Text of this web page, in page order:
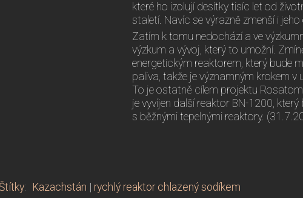
které ho izolují desítky tisíc let od
staletí. Navíc se výrazně zmenší i jeho
Zatím k tomu nedochází a ve
výzkum a vývoj, který to umožní.
energetickým reaktorem, který bude
paliva, takže je významným krokem
To je ostatně cílem projektu
je vyvíjen další reaktor BN-1200,
s běžnými tepelnými reaktory.
Štítky: Kazachstán rychlý reaktor chlazený sodíkem